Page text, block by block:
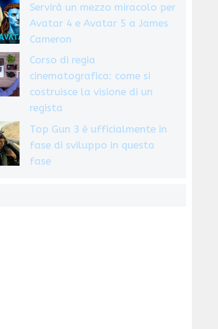
Servirà un mezzo miracolo per
Avatar 4 e Avatar 5 a James
Cameron
Corso di regia
cinematografica: come si
costruisce la visione di un
regista
Top Gun 3 è ufficialmente in
fase di sviluppo in questa
fase